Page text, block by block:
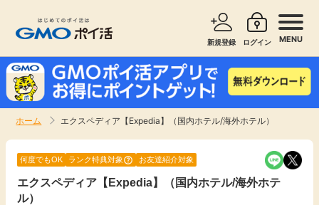
新規登録 ログイン MENU
ホーム エクスペディア【Expedia】（国内ホテル/海外ホテル）
新着
サービスで探す ショッピングで探す
無料サービス
何度でもOK ランク特典対象 お友達紹介対象
エクスペディア【Expedia】（国内ホテル/海外ホテ
ル）